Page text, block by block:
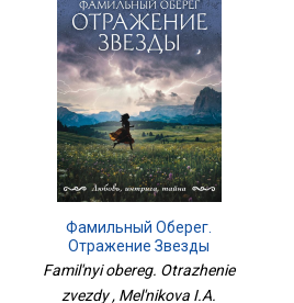
Фамильный Оберег.
Отражение Звезды
Famil'nyi obereg. Otrazhenie
zvezdy , Mel'nikova I.A.